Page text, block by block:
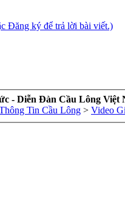
Đăng ký để trả lời bài viết.)
- Diễn Đàn Cầu Lông Việt
Tin Cầu Lông > Video